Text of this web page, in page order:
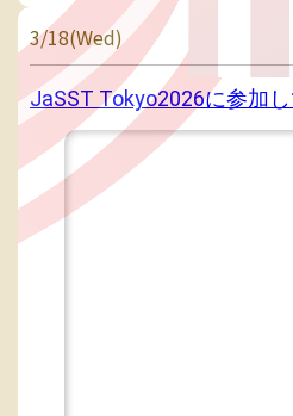
3/18(Wed)
JaSST Tokyo2026に参加